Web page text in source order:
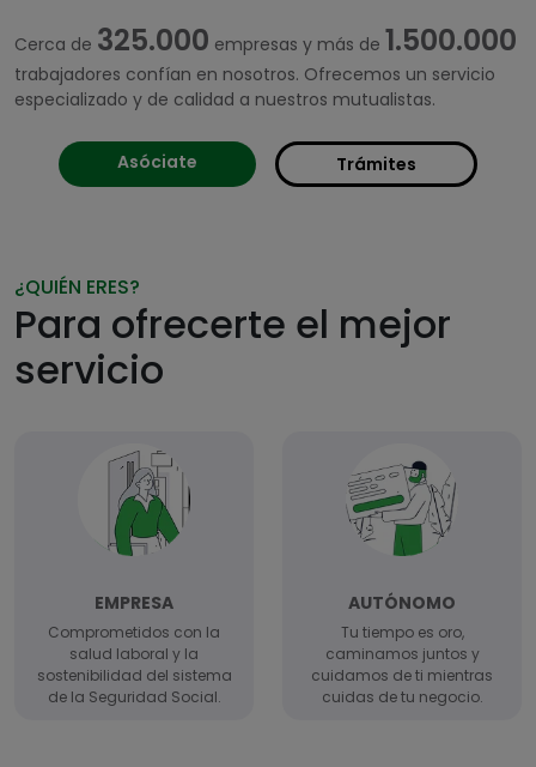
Cerca de 325.000 empresas y más de 1.500.000
trabajadores confían en nosotros. Ofrecemos un servicio
especializado y de calidad a nuestros mutualistas.
Asóciate Trámites
¿QUIÉN ERES?
Para ofrecerte el mejor
servicio
EMPRESA
Comprometidos con la
salud laboral y la
sostenibilidad del sistema
de la Seguridad Social.
AUTÓNOMO
Tu tiempo es oro,
caminamos juntos y
cuidamos de ti mientras
cuidas de tu negocio.